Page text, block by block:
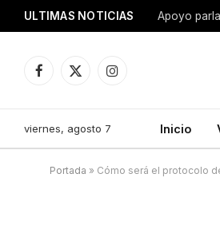
ULTIMAS NOTICIAS Apoyo
Facebook
X
Instagram
viernes, agosto 7 Inicio
Portada » Cómo será el protocolo